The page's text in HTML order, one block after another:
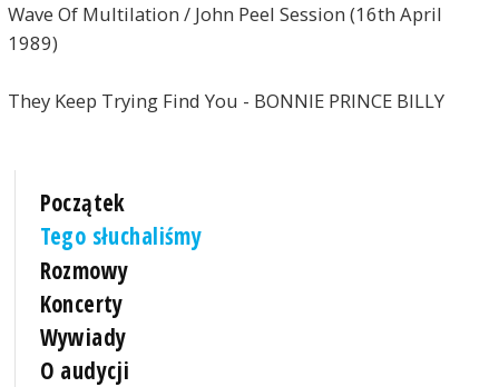
Wave Of Multilation / John Peel Session (16th April
1989)
They Keep Trying Find You - BONNIE PRINCE BILLY
Początek
Tego słuchaliśmy
Rozmowy
Koncerty
Wywiady
O audycji